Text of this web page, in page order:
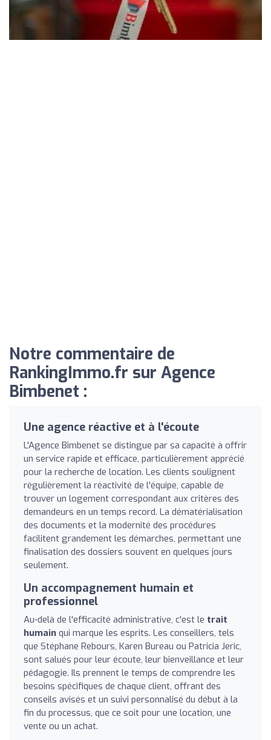
Notre commentaire de
RankingImmo.fr sur Agence
Bimbenet :
Une agence réactive et à l'écoute
L'Agence Bimbenet se distingue par sa capacité à offrir
un service rapide et efficace, particulièrement apprécié
pour la recherche de location. Les clients soulignent
régulièrement la réactivité de l'équipe, capable de
trouver un logement correspondant aux critères des
demandeurs en un temps record. La dématérialisation
des documents et la modernité des procédures
facilitent grandement les démarches, permettant une
finalisation des dossiers souvent en quelques jours
seulement.
Un accompagnement humain et
professionnel
Au-delà de l'efficacité administrative, c'est le trait
humain qui marque les esprits. Les conseillers, tels
que Stéphane Rebours, Karen Bureau ou Patricia Jeric,
sont salués pour leur écoute, leur bienveillance et leur
pédagogie. Ils prennent le temps de comprendre les
besoins spécifiques de chaque client, offrant des
conseils avisés et un suivi personnalisé du début à la
fin du processus, que ce soit pour une location, une
vente ou un achat.